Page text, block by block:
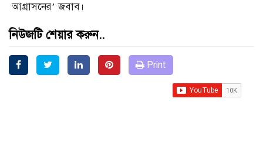
আগ্রাসনের’ জবাব।
নিউজটি শেয়ার করুন..
Print